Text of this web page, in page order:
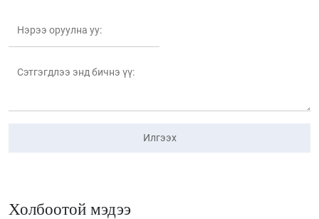
Илгээх
Холбоотой мэдээ